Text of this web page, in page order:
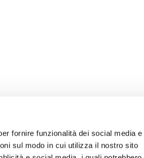
fornire funzionalità dei social media e
sul modo in cui utilizza il nostro sito